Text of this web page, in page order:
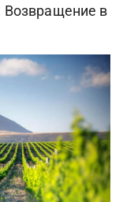
Возвращение в